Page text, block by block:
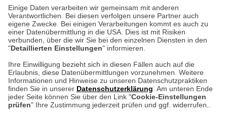
Einige Daten verarbeiten wir gemeinsam mit anderen
Verantwortlichen. Bei diesen verfolgen unsere Partner auch
eigene Zwecke. Bei einigen Verarbeitungen kommt es auch zu
einer Datenübermittlung in die USA. Dies ist mit Risiken
verbunden, über die wir Sie bei den einzelnen Diensten in den
"Detaillierten Einstellungen" informieren.
Ihre Einwilligung bezieht sich in diesen Fällen auch auf die
Erlaubnis, diese Datenübermittlungen vorzunehmen. Weitere
Informationen und Hinweise zu unseren Datenschutzpraktiken
finden Sie in unserer Datenschutzerklärung . Am unteren Ende
jeder Seite können Sie über den Link "Cookie-Einstellungen
prüfen" Ihre Zustimmung jederzeit prüfen und ggf. widerrufen..
Kontakt
Umwelt und Entsorgung
Zur Echtheit von Bewertungen
Hinweisgeber-Schutzgesetz
Barrierefreiheit unserer Website
Cookie-Einstellungen in Ihrem Browser
ACHTUNG!
Ihr Browser speichert aktuell keine Cookies!
Leider können Sie in diesem Fall unseren Online-Shop